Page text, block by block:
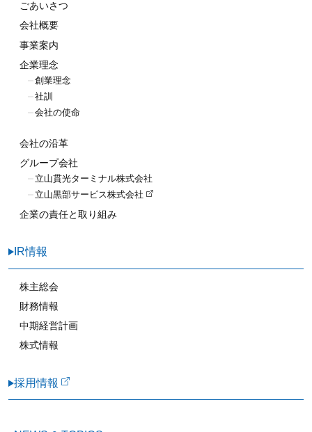
ごあいさつ
会社概要
事業案内
企業理念
創業理念
社訓
会社の使命
会社の沿革
グループ会社
立山貫光ターミナル株式会社
立山黒部サービス株式会社
企業の責任と取り組み
IR情報
株主総会
財務情報
中期経営計画
株式情報
採用情報